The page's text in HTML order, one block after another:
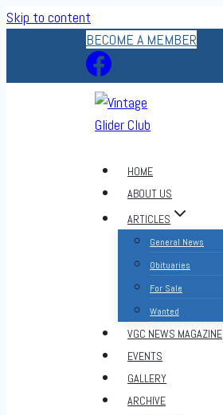
Skip to content
BECOME A MEMBER
HOME
ABOUT US
ARTICLES
General News
Obituaries
For Sale
Wanted
VGC NEWS MAGAZINE
EVENTS
GALLERY
ARCHIVE